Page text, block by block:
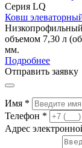
Серия LQ
Ковш
объемом 7,30 л
мм.
Подробнее
Отправить заявку
Имя *
Телефон *
Адрес